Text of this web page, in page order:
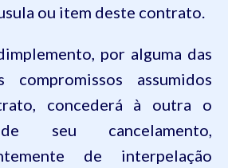
ou item deste contrato.
por alguma das
compromissos assumidos
concederá à outra o
seu cancelamento,
de interpelação